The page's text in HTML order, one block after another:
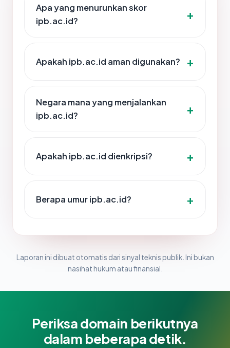
Apa yang menurunkan skor
ipb.ac.id?
Apakah ipb.ac.id aman digunakan?
Negara mana yang menjalankan
ipb.ac.id?
Apakah ipb.ac.id dienkripsi?
Berapa umur ipb.ac.id?
Laporan ini dibuat otomatis dari sinyal teknis publik. Ini bukan
nasihat hukum atau finansial.
Periksa domain berikutnya
dalam beberapa detik.